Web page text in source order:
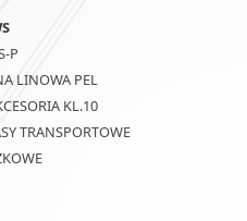
P
LINOWA PEL
KL.10
TRANSPORTOWE